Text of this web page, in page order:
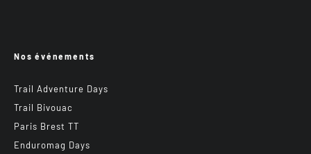
Nos événements
Trail Adventure Days
Trail Bivouac
Paris Brest TT
Enduromag Days